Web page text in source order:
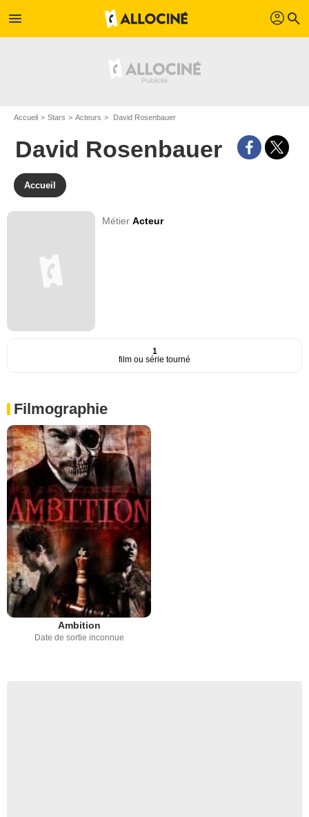
menu profil search
Accueil Stars Acteurs David Rosenbauer
David Rosenbauer
Accueil
MétierActeur
1
film ou série tourné
Filmographie
Ambition
Date de sortie inconnue